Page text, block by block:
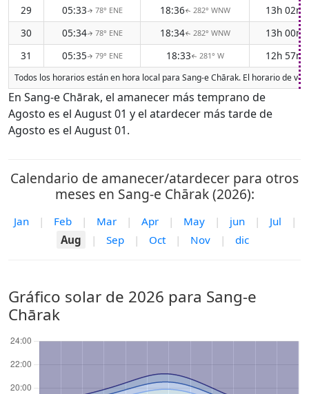
29 05:33↑ 78° ENE 18:36↑ 282° WNW
13h 02m
30
05:34↑ 78° ENE 18:34↑ 282° WNW
13h 00m
31
05:35↑ 79° ENE 18:33↑ 281° W 12h 57m
Todos los horarios están en hora local para Sang-e Chārak. El horario de
En Sang-e Chārak, el amanecer más temprano de
Agosto es el August 01 y el atardecer más tarde de
Agosto es el August 01.
Calendario de amanecer/atardecer para otros
meses en Sang-e Chārak (2026):
Jan | Feb | Mar | Apr | May | jun | Jul
|
Aug
| Sep | Oct | Nov | dic
Gráfico solar de 2026 para Sang-e
Chārak